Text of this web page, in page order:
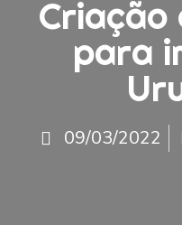
Criação
para
09/03/2022